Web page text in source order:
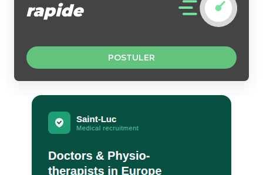
rapide
POSTULER